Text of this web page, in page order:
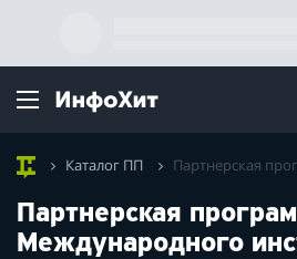
Каталог ПП Партнерская
Партнерская
Международного